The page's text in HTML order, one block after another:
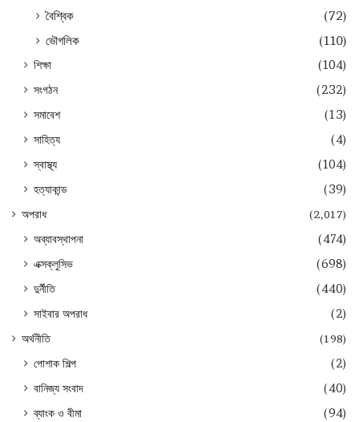
বৈশ্বিক
(72)
ভৌগলিক
(110)
শিক্ষা
(104)
সংগঠন
(232)
সমাবেশ
(13)
সাহিত্য
(4)
স্বাস্থ্য
(104)
হত্যাকান্ড
(39)
অপরাধ (2,017)
অব্যাবস্থাপনা
(474)
এক্সক্লুসিভ
(698)
দুর্নীতি
(440)
সাইবার অপরাধ
(2)
অর্থনীতি (198)
পোশাক শিল্প
(2)
বানিজ্য সংবাদ
(40)
ব্যাংক ও বীমা
(94)